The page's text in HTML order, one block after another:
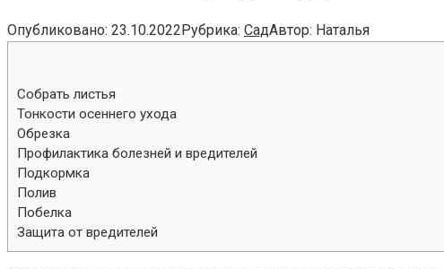
Опубликовано: 23.10.2022Рубрика: СадАвтор: Наталья
Собрать листья
Тонкости осеннего ухода
Обрезка
Профилактика болезней и вредителей
Подкормка
Полив
Побелка
Защита от вредителей